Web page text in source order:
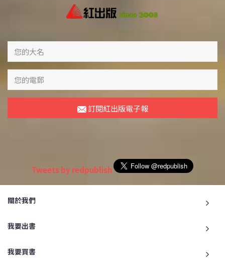
訂閱紅出版電子報
Tweets by redpublish
關於我們
我要出書
我要買書